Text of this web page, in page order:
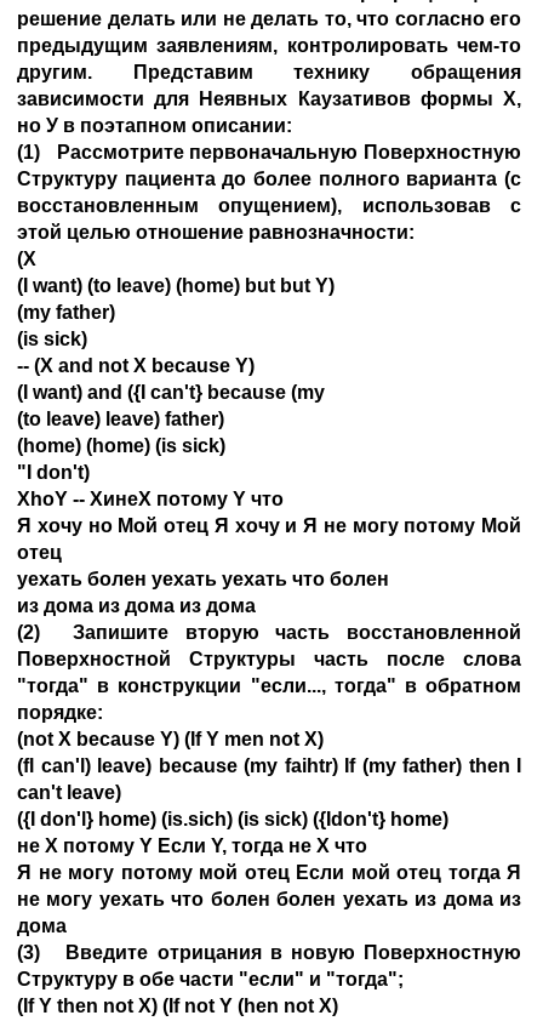
решение делать или не делать то, что согласно его
предыдущим заявлениям, контролировать чем-то
другим. Представим технику обращения
зависимости для Неявных Каузативов формы X,
но У в поэтапном описании:
(1) Рассмотрите первоначальную Поверхностную
Структуру пациента до более полного варианта (с
восстановленным опущением), использовав с
этой целью отношение равнозначности:
(X
(I want) (to leave) (home) but but Y)
(my father)
(is sick)
-- (X and not X because Y)
(I want) and ({I can't} because (my
(to leave) leave) father)
(home) (home) (is sick)
"I don't)
XhoY -- ХинеХ потому Y что
Я хочу но Мой отец Я хочу и Я не могу потому Мой
отец
уехать болен уехать уехать что болен
из дома из дома из дома
(2) Запишите вторую часть восстановленной
Поверхностной Структуры часть после слова
"тогда" в конструкции "если..., тогда" в обратном
порядке:
(not X because Y) (If Y men not X)
(fl can'l) leave) because (my faihtr) If (my father) then I
can't leave)
({I don'l} home) (is.sich) (is sick) ({Idon't} home)
не X потому Y Если Y, тогда не X что
Я не могу потому мой отец Если мой отец тогда Я
не могу уехать что болен болен уехать из дома из
дома
(3) Введите отрицания в новую Поверхностную
Структуру в обе части "если" и "тогда";
(If Y then not X) (If not Y (hen not X)